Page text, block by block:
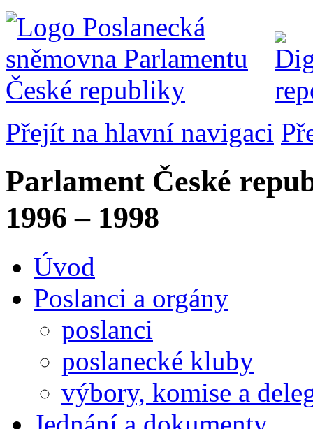
Přejít na hlavní navigaci
Parlament České
1996 – 1998
Úvod
Poslanci a orgány
poslanci
poslanecké kluby
výbory, komise a